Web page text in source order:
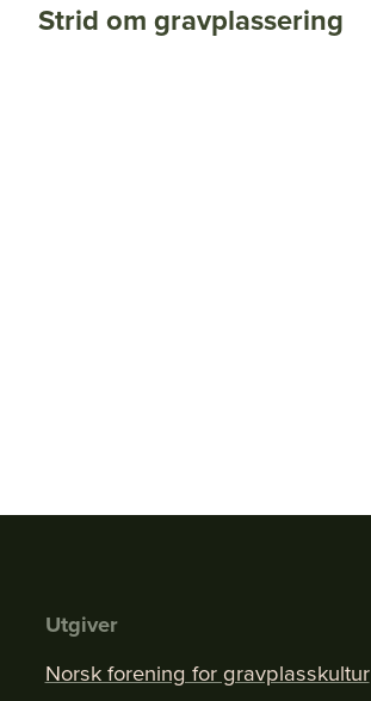
Strid om gravplassering
Utgiver
Norsk forening for gravplasskultur